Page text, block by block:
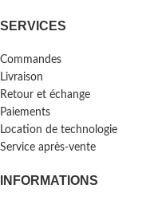
SERVICES
Commandes
Livraison
Retour et échange
Paiements
Location de technologie
Service après-vente
INFORMATIONS